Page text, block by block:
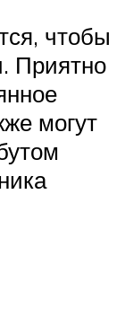
чтобы
Приятно
могут